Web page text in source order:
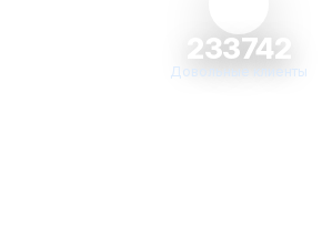
233742
Довольные клиенты